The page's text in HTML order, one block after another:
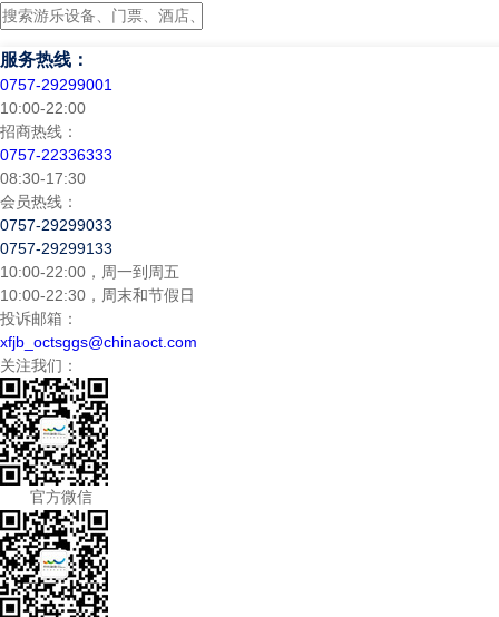
服务热线：
0757-29299001
10:00-22:00
招商热线：
0757-22336333
08:30-17:30
会员热线：
0757-29299033
0757-29299133
10:00-22:00，周一到周五
10:00-22:30，周末和节假日
投诉邮箱：
xfjb_octsggs@chinaoct.com
关注我们：
官方微信